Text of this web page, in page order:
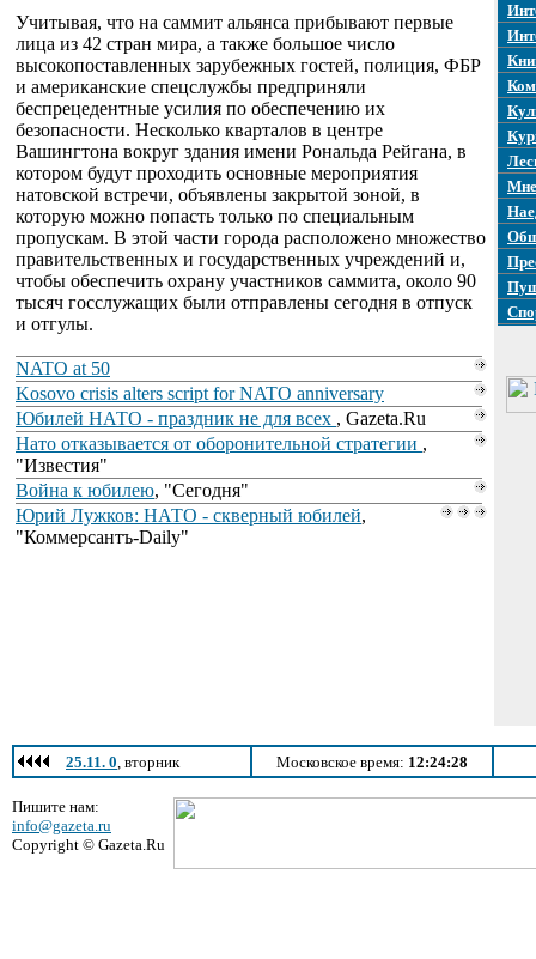
Учитывая, что на саммит альянса прибывают первые
лица из 42 стран мира, а также большое число
высокопоставленных зарубежных гостей, полиция, ФБР
и американские спецслужбы предприняли
беспрецедентные усилия по обеспечению их
безопасности. Несколько кварталов в центре
Вашингтона вокруг здания имени Рональда Рейгана, в
котором будут проходить основные мероприятия
натовской встречи, объявлены закрытой зоной, в
которую можно попасть только по специальным
пропускам. В этой части города расположено множество
правительственных и государственных учреждений и,
чтобы обеспечить охрану участников саммита, около 90
тысяч госслужащих были отправлены сегодня в отпуск
и отгулы.
NATO at 50
Kosovo crisis alters script for NATO anniversary
Юбилей НАТО - праздник не для всех , Gazeta.Ru
Нато отказывается от оборонительной стратегии ,
"Известия"
Война к юбилею, "Сегодня"
Юрий Лужков: НАТО - скверный юбилей,
"Коммерсантъ-Daily"
25.11. 0, вторник Московское время: 12:24:28
Пишите нам:
info@gazeta.ru
Copyright © Gazeta.Ru